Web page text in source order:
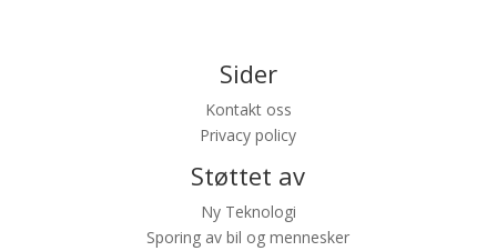
Sider
Kontakt oss
Privacy policy
Støttet av
Ny Teknologi
Sporing av bil og mennesker